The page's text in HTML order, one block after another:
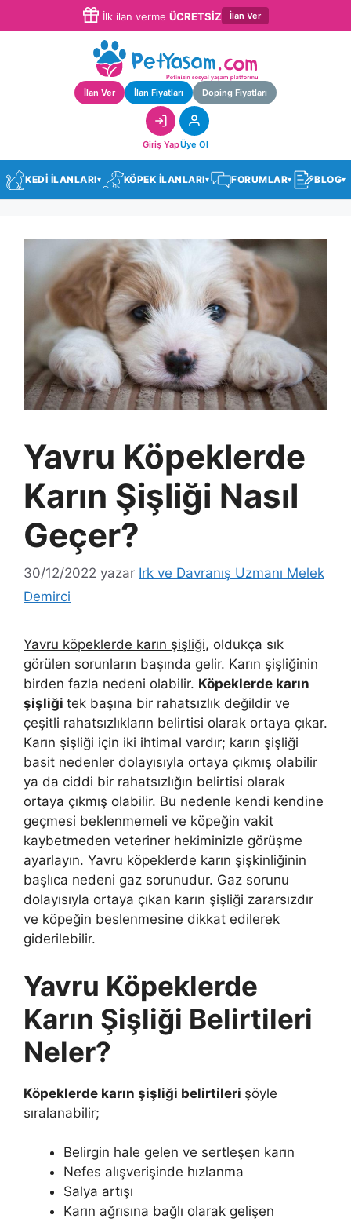
İlk ilan verme ÜCRETSİZ İlan Ver
İlan Ver İlan Fiyatları Doping Fiyatları
Giriş YapÜye Ol
KEDİ İLANLARI▾ KÖPEK İLANLARI▾ FORUMLAR▾ BLOG▾
Yavru Köpeklerde
Karın Şişliği Nasıl
Geçer?
30/12/2022 yazar Irk ve Davranış Uzmanı Melek
Demirci
Yavru köpeklerde karın şişliği, oldukça sık
görülen sorunların başında gelir. Karın şişliğinin
birden fazla nedeni olabilir. Köpeklerde karın
şişliği tek başına bir rahatsızlık değildir ve
çeşitli rahatsızlıkların belirtisi olarak ortaya çıkar.
Karın şişliği için iki ihtimal vardır; karın şişliği
basit nedenler dolayısıyla ortaya çıkmış olabilir
ya da ciddi bir rahatsızlığın belirtisi olarak
ortaya çıkmış olabilir. Bu nedenle kendi kendine
geçmesi beklenmemeli ve köpeğin vakit
kaybetmeden veteriner hekiminizle görüşme
ayarlayın. Yavru köpeklerde karın şişkinliğinin
başlıca nedeni gaz sorunudur. Gaz sorunu
dolayısıyla ortaya çıkan karın şişliği zararsızdır
ve köpeğin beslenmesine dikkat edilerek
giderilebilir.
Yavru Köpeklerde
Karın Şişliği Belirtileri
Neler?
Köpeklerde karın şişliği belirtileri şöyle
sıralanabilir;
Belirgin hale gelen ve sertleşen karın
Nefes alışverişinde hızlanma
Salya artışı
Karın ağrısına bağlı olarak gelişen